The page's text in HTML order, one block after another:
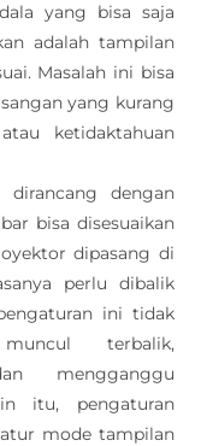
yang bisa saja
adalah tampilan
Masalah ini bisa
yang kurang
ketidaktahuan
dirancang dengan
bisa disesuaikan
dipasang di
perlu dibalik
ini tidak
terbalik,
mengganggu
itu, pengaturan
mode tampilan